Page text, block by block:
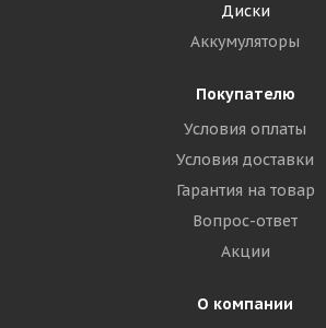
Диски
Аккумуляторы
Покупателю
Условия оплаты
Условия доставки
Гарантия на товар
Вопрос-ответ
Акции
О компании